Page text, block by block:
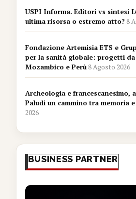
USPI Informa. Editori vs sintesi
ultima risorsa o estremo atto?8
Fondazione Artemisia ETS e
per la sanità globale: progetti
Mozambico e Perù8 Agosto 2026
Archeologia e francescanesimo,
Paludi un cammino tra memoria
2026
BUSINESS PARTNER